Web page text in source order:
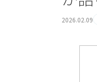
2026.02.09